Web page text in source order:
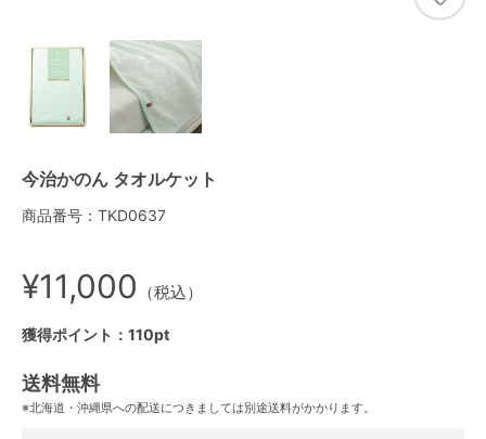
今治かのん タオルケット
商品番号：TKD0637
¥11,000 （税込）
獲得ポイント：110pt
送料無料
※北海道・沖縄県への配送につきましては別途送料がかかります。